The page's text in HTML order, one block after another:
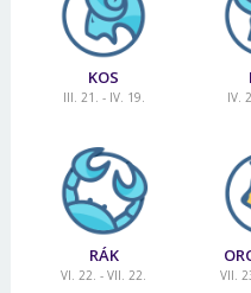
KOS
III. 21. - IV. 19. IV.
RÁK
VI. 22. - VII. 22. VII.